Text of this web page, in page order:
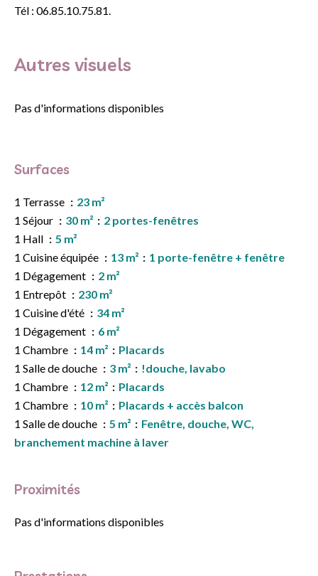
Tél : 06.85.10.75.81.
Autres visuels
Pas d'informations disponibles
Surfaces
1 Terrasse
23 m²
1 Séjour
30 m²
2 portes-fenêtres
1 Hall
5 m²
1 Cuisine équipée
13 m²
1 porte-fenêtre + fenêtre
1 Dégagement
2 m²
1 Entrepôt
230 m²
1 Cuisine d'été
34 m²
1 Dégagement
6 m²
1 Chambre
14 m²
Placards
1 Salle de douche
3 m²
!douche, lavabo
1 Chambre
12 m²
Placards
1 Chambre
10 m²
Placards + accès balcon
1 Salle de douche
5 m²
Fenêtre, douche, WC,
branchement machine à laver
Proximités
Pas d'informations disponibles